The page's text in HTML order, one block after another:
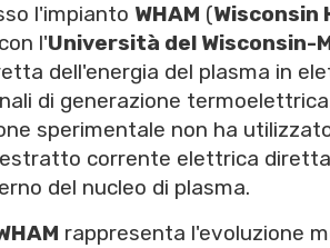
l'impianto WHAM (Wisconsin
l'Università del Wisconsin-
dell'energia del plasma in
di generazione
sperimentale non ha
corrente elettrica
del nucleo di plasma.
rappresenta l'evoluzione